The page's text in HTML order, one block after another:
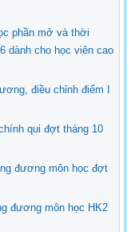
phần mở và thời
dành cho học viên cao
điều chỉnh điểm I
qui đợt tháng 10
đương môn học đợt
đương môn học HK2